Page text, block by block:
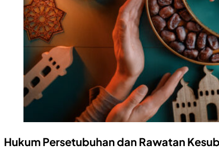
Hukum Persetubuhan dan Rawatan